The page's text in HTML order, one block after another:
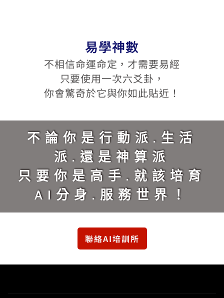
易學神數
不相信命運命定，才需要易經
只要使用一次六爻卦，
你會驚奇於它與你如此貼近！
不論你是行動派.生活
派.還是神算派
只要你是高手.就該培育
AI分身.服務世界！
聯絡AI培訓所